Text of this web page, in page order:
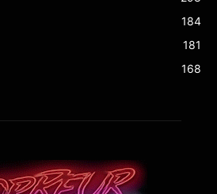
184
181
168